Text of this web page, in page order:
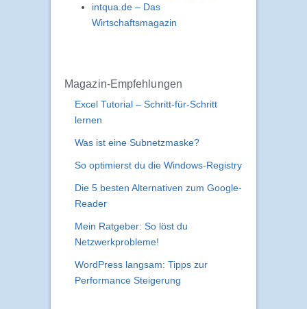
intqua.de – Das
Wirtschaftsmagazin
Magazin-Empfehlungen
Excel Tutorial – Schritt-für-Schritt
lernen
Was ist eine Subnetzmaske?
So optimierst du die Windows-Registry
Die 5 besten Alternativen zum Google-
Reader
Mein Ratgeber: So löst du
Netzwerkprobleme!
WordPress langsam: Tipps zur
Performance Steigerung